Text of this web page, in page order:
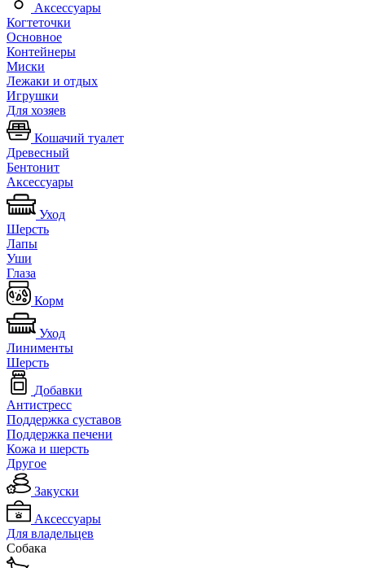
Аксессуары
Когтеточки
Основное
Контейнеры
Миски
Лежаки и отдых
Игрушки
Для хозяев
Кошачий туалет
Древесный
Бентонит
Аксессуары
Уход
Шерсть
Лапы
Уши
Глаза
Корм
Уход
Линименты
Шерсть
Добавки
Антистресс
Поддержка суставов
Поддержка печени
Кожа и шерсть
Другое
Закуски
Аксессуары
Для владельцев
Собака